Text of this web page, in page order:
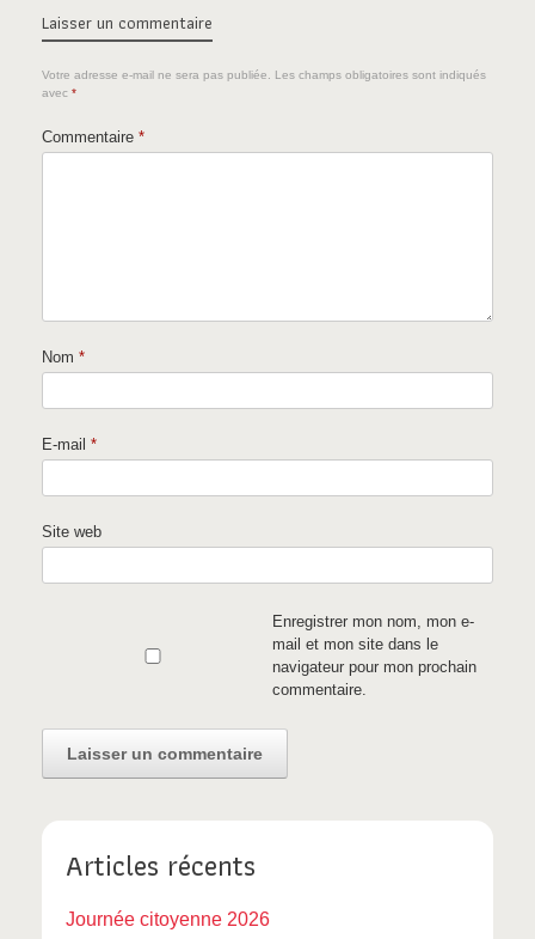
Laisser un commentaire
Votre adresse e-mail ne sera pas publiée. Les champs obligatoires sont indiqués
avec *
Commentaire *
Nom *
E-mail *
Site web
Enregistrer mon nom, mon e-
mail et mon site dans le
navigateur pour mon prochain
commentaire.
Articles récents
Journée citoyenne 2026